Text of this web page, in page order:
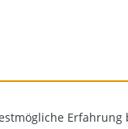
Erfahrung